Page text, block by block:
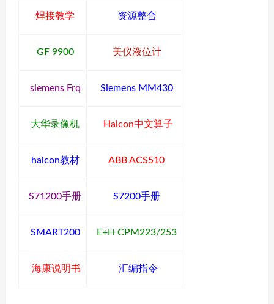
焊接教学 资源整合
GF 9900 美仪液位计
siemens Frq Siemens MM430
大华录像机 Halcon中文算子
halcon教材 ABB ACS510
S71200手册 S7200手册
SMART200 E+H CPM223/253
海康说明书 汇编指令